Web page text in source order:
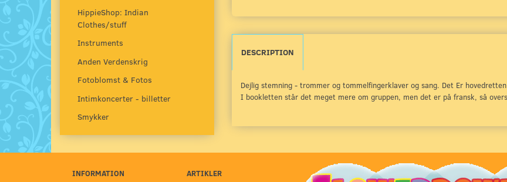
HippieShop: Indian
Clothes/stuff
Instruments
Anden Verdenskrig
Fotoblomst & Fotos
Intimkoncerter - billetter
Smykker
DESCRIPTION
Dejlig stemning - trommer og tommelfingerklaver og sang. Det Er
I bookletten står det meget mere om gruppen, men det er på fransk, så
INFORMATION ARTIKLER